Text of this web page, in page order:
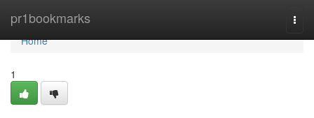
pr1bookmarks
Home
Home
1